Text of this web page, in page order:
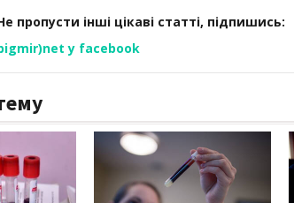
пропусти інші цікаві статті, підпишись:
у facebook